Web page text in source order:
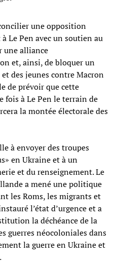
une opposition
Le Pen avec un soutien au
une alliance
et, ainsi, de bloquer un
des jeunes contre Macron
de prévoir que cette
fois à Le Pen le terrain de
la montée électorale des
à envoyer des troupes
en Ukraine et à un
et du renseignement. Le
a mené une politique
les Roms, les migrants et
l’état d’urgence et a
la déchéance de la
guerres néocoloniales dans
la guerre en Ukraine et